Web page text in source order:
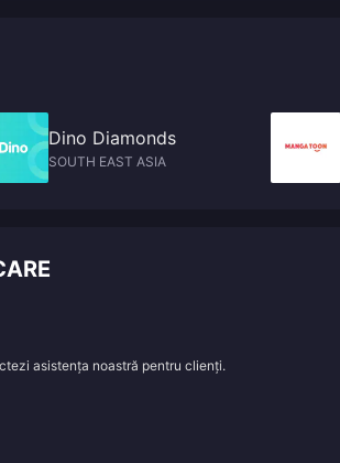
Dino Diamonds
SOUTH EAST ASIA
asistența noastră pentru clienți.